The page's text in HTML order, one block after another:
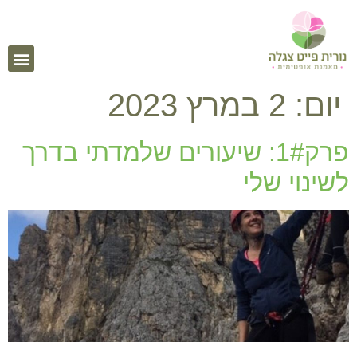
יום: 2 במרץ 2023
פרק1#: שיעורים שלמדתי בדרך
לשינוי שלי